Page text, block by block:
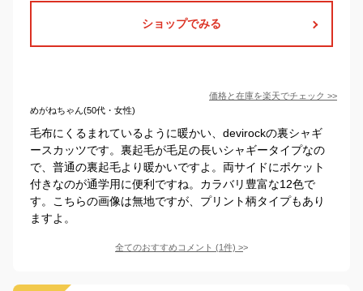
ショップでみる
価格と在庫を楽天でチェック >>
めがねちゃん(50代・女性)
毛布にくるまれているように暖かい、devirockの裏シャギ
ースカッツです。裏起毛が毛足の長いシャギータイプなの
で、普通の裏起毛より暖かいですよ。両サイドにポケット
付きなのが通学用に便利ですね。カラバリ豊富な12色で
す。こちらの画像は無地ですが、プリント柄タイプもあり
ますよ。
全てのおすすめコメント (1件) >